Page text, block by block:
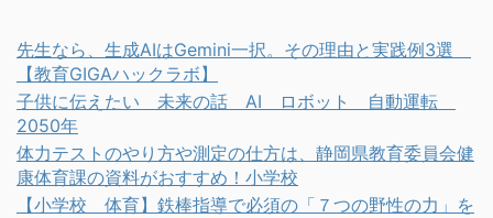
先生なら、生成AIはGemini一択。その理由と実践例3選
【教育GIGAハックラボ】
子供に伝えたい 未来の話 AI ロボット 自動運転
2050年
体力テストのやり方や測定の仕方は、静岡県教育委員会健
康体育課の資料がおすすめ！小学校
【小学校 体育】鉄棒指導で必須の「７つの野性の力」を